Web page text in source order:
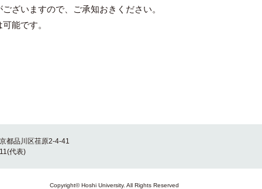
いますので、ご承知おきください。
能です。
都品川区荏原2-4-41
代表)
Copyright© Hoshi University. All Rights Reserved